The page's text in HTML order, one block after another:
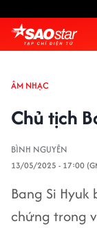
ÂM NHẠC
Chủ tịch
BÌNH NGUYÊN
13/05/2025 - 17:00
Bang Si
chứng trong